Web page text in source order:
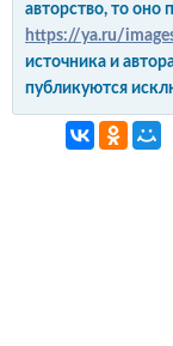
авторство, то оно
https://ya.ru/
источника и
публикуются